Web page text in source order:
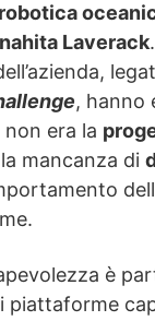
robotica
Laverack.
, hanno
era la
mancanza di
è
piattaforme